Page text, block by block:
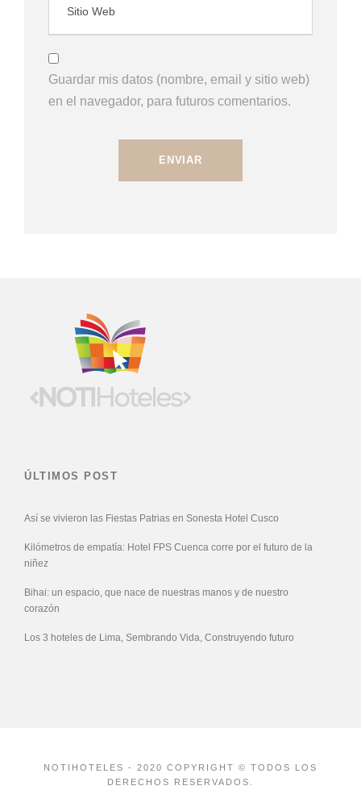
Guardar mis datos (nombre, email y sitio web)
en el navegador, para futuros comentarios.
ÚLTIMOS POST
Así se vivieron las Fiestas Patrias en Sonesta Hotel Cusco
Kilómetros de empatía: Hotel FPS Cuenca corre por el futuro de la
niñez
Bihai: un espacio, que nace de nuestras manos y de nuestro
corazón
Los 3 hoteles de Lima, Sembrando Vida, Construyendo futuro
NOTIHOTELES - 2020 COPYRIGHT © TODOS LOS
DERECHOS RESERVADOS.